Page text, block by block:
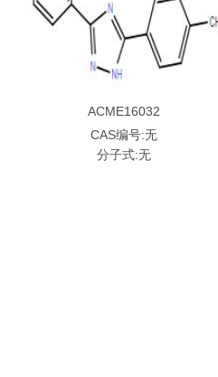
ACME16032
CAS编号:无
分子式:无